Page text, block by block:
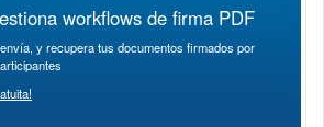
workflows de firma PDF
y recupera tus documentos firmados por